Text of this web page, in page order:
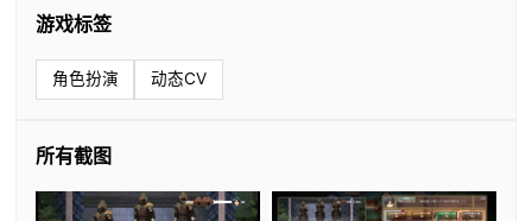
游戏标签
角色扮演 动态CV
所有截图